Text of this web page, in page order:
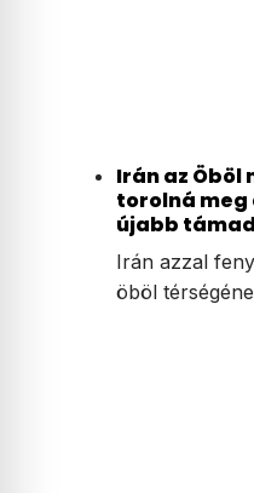
Irán az Öböl
torolná meg
újabb
Irán azzal
öböl